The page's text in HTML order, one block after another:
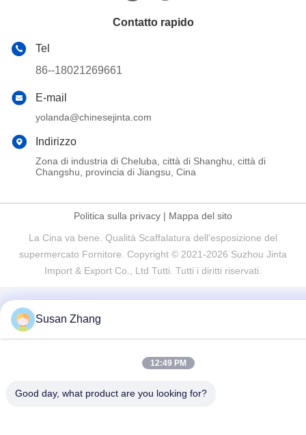
Contatto rapido
Tel
86--18021269661
E-mail
yolanda@chinesejinta.com
Indirizzo
Zona di industria di Cheluba, città di Shanghu, città di
Changshu, provincia di Jiangsu, Cina
Politica sulla privacy | Mappa del sito
La Cina va bene. Qualità Scaffalatura dell'esposizione del
supermercato Fornitore. Copyright © 2021-2026 Suzhou Jinta
Import & Export Co., Ltd Tutti. Tutti i diritti riservati.
Susan Zhang
12:49 PM
Good day, what product are you looking for?